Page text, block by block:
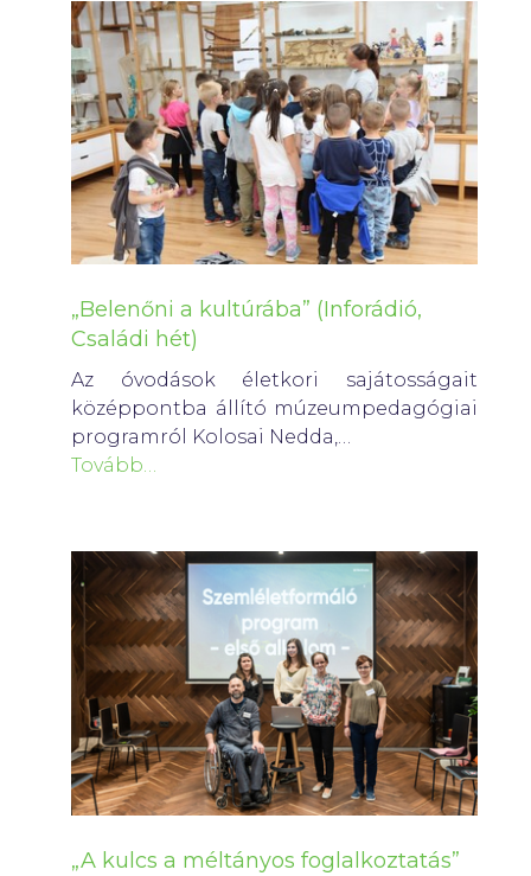
„Belenőni a kultúrába” (Inforádió,
Családi hét)
Az óvodások életkori sajátosságait
középpontba állító múzeumpedagógiai
programról Kolosai Nedda,…
Tovább…
„A kulcs a méltányos foglalkoztatás”